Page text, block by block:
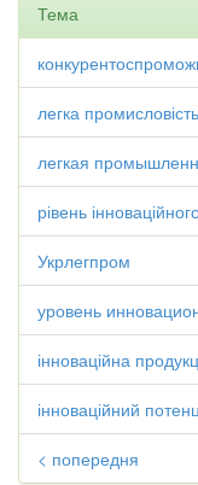
Тема
легка промисловість
легкая
рівень
Укрлегпром
уровень
інноваційна
інноваційний
< попередня